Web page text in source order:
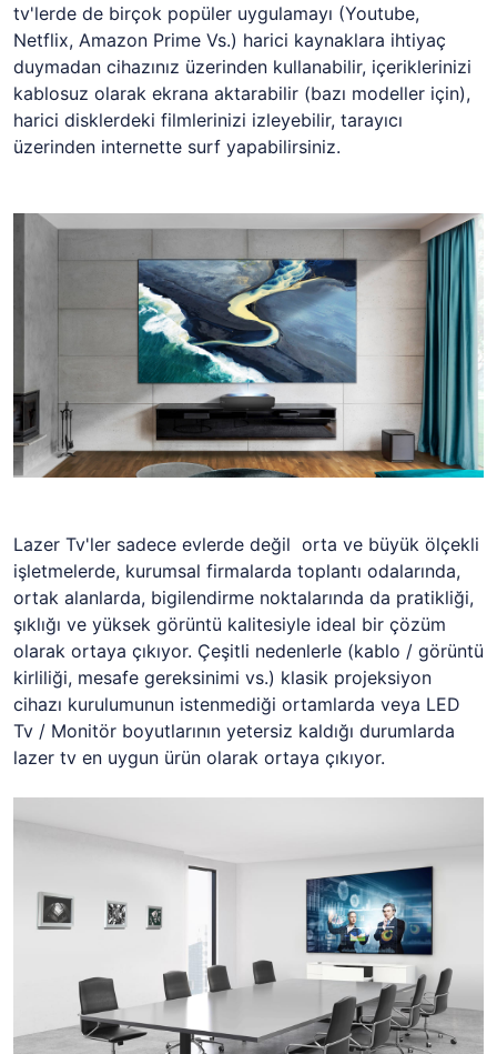
tv'lerde de birçok popüler uygulamayı (Youtube,
Netflix, Amazon Prime Vs.) harici kaynaklara ihtiyaç
duymadan cihazınız üzerinden kullanabilir, içeriklerinizi
kablosuz olarak ekrana aktarabilir (bazı modeller için),
harici disklerdeki filmlerinizi izleyebilir, tarayıcı
üzerinden internette surf yapabilirsiniz.
Lazer Tv'ler sadece evlerde değil orta ve büyük ölçekli
işletmelerde, kurumsal firmalarda toplantı odalarında,
ortak alanlarda, bigilendirme noktalarında da pratikliği,
şıklığı ve yüksek görüntü kalitesiyle ideal bir çözüm
olarak ortaya çıkıyor. Çeşitli nedenlerle (kablo / görüntü
kirliliği, mesafe gereksinimi vs.) klasik projeksiyon
cihazı kurulumunun istenmediği ortamlarda veya LED
Tv / Monitör boyutlarının yetersiz kaldığı durumlarda
lazer tv en uygun ürün olarak ortaya çıkıyor.